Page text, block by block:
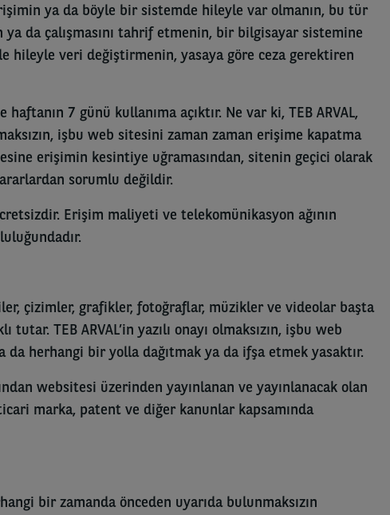
ya da böyle bir sistemde hileyle var olmanın, bu tür
da çalışmasını tahrif etmenin, bir bilgisayar sistemine
hileyle veri değiştirmenin, yasaya göre ceza gerektiren
7 günü kullanıma açıktır. Ne var ki, TEB ARVAL,
işbu web sitesini zaman zaman erişime kapatma
erişimin kesintiye uğramasından, sitenin geçici olarak
sorumlu değildir.
Erişim maliyeti ve telekomünikasyon ağının
çizimler, grafikler, fotoğraflar, müzikler ve videolar başta
TEB ARVAL’in yazılı onayı olmaksızın, işbu web
herhangi bir yolla dağıtmak ya da ifşa etmek yasaktır.
websitesi üzerinden yayınlanan ve yayınlanacak olan
marka, patent ve diğer kanunlar kapsamında
bir zamanda önceden uyarıda bulunmaksızın